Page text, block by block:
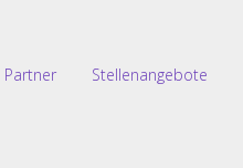
Partner Stellenangebote